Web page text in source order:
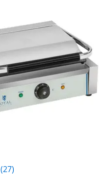
(27)